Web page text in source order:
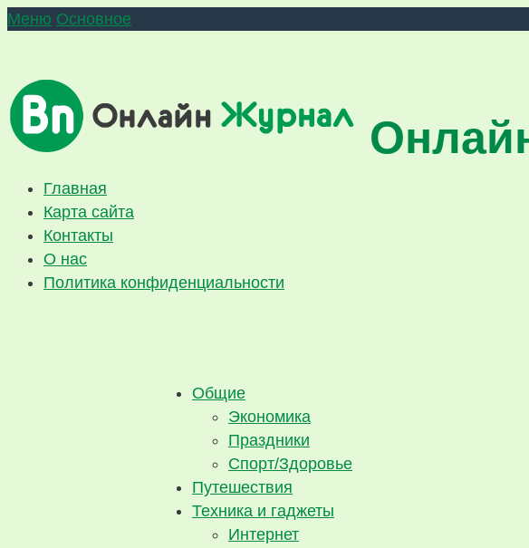
Меню Основное
Главная
Карта сайта
Контакты
О нас
Политика конфиденциальности
Общие
Экономика
Праздники
Спорт/Здоровье
Путешествия
Техника и гаджеты
Интернет